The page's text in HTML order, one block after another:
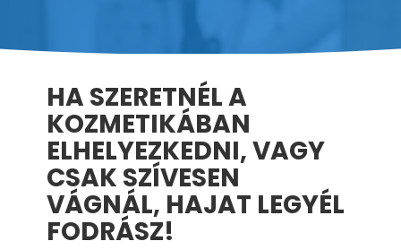
HA SZERETNÉL A
KOZMETIKÁBAN
ELHELYEZKEDNI, VAGY
CSAK SZÍVESEN
VÁGNÁL, HAJAT LEGYÉL
FODRÁSZ!